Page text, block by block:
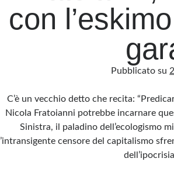
con
Pubblicato su
C’è un vecchio detto che recita:
Nicola Fratoianni potrebbe incarnare
Sinistra, il paladino dell’ecologismo
l’intransigente censore del capitalismo